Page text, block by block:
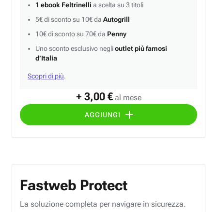
+ 3,00 € al mese
AGGIUNGI
1 ebook Feltrinelli a scelta su 3 titoli
5€ di sconto su 10€ da Autogrill
10€ di sconto su 70€ da Penny
Uno sconto esclusivo neglioutlet più famosi
d’Italia
Scopri di più.
Fastweb Protect
La soluzione completa per navigare in sicurezza.